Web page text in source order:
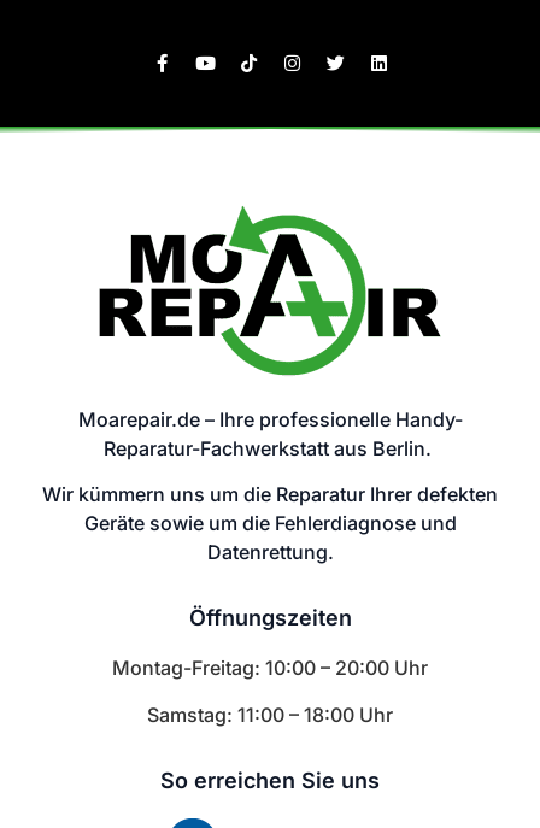
Moarepair.de – Ihre professionelle Handy-
Reparatur-Fachwerkstatt aus Berlin.
Wir kümmern uns um die Reparatur Ihrer defekten
Geräte sowie um die Fehlerdiagnose und
Datenrettung.
Öffnungszeiten
Montag-Freitag: 10:00 – 20:00 Uhr
Samstag: 11:00 – 18:00 Uhr
So erreichen Sie uns